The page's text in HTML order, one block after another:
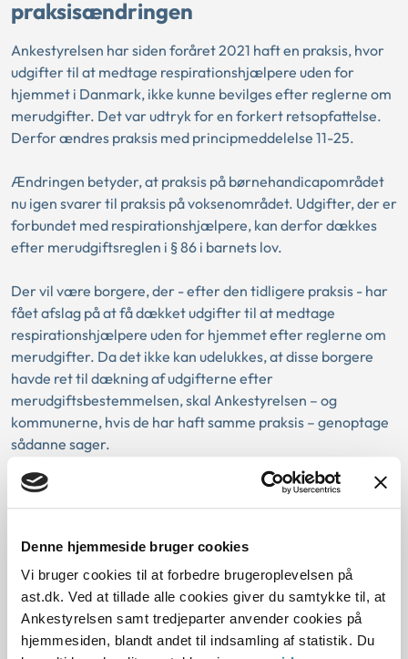
Denne hjemmeside bruger cookies
Vi bruger cookies til at forbedre brugeroplevelsen på
ast.dk. Ved at tillade alle cookies giver du samtykke til, at
Ankestyrelsen samt tredjeparter anvender cookies på
hjemmesiden, blandt andet til indsamling af statistik. Du
praksisændringen
Ankestyrelsen har siden foråret 2021 haft en praksis, hvor
udgifter til at medtage respirationshjælpere uden for
hjemmet i Danmark, ikke kunne bevilges efter reglerne om
merudgifter. Det var udtryk for en forkert retsopfattelse.
Derfor ændres praksis med principmeddelelse 11-25.
Ændringen betyder, at praksis på børnehandicapområdet
nu igen svarer til praksis på voksenområdet. Udgifter, der er
forbundet med respirationshjælpere, kan derfor dækkes
efter merudgiftsreglen i § 86 i barnets lov.
Der vil være borgere, der - efter den tidligere praksis - har
fået afslag på at få dækket udgifter til at medtage
respirationshjælpere uden for hjemmet efter reglerne om
merudgifter. Da det ikke kan udelukkes, at disse borgere
havde ret til dækning af udgifterne efter
merudgiftsbestemmelsen, skal Ankestyrelsen – og
kommunerne, hvis de har haft samme praksis – genoptage
sådanne sager.
Borgere kan kontakte os
Det er den myndighed, der senest har afgjort sagen, der
Ankestyrelsen kan ikke ved en søgning i styrelsens
journalsystemer identificere de sager, der er omfattet af
praksisændringen.